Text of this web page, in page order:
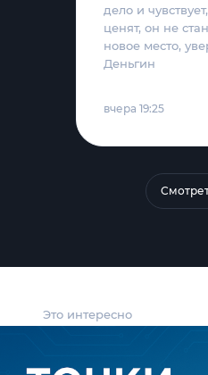
Это интересно
дело и
ценят, он не
новое место,
Деньгин
вчера 19:25